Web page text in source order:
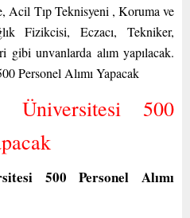
Acil Tıp Teknisyeni , Koruma ve
Fizikcisi, Eczacı, Tekniker,
gibi unvanlarda alım yapılacak.
Personel Alımı Yapacak
Üniversitesi 500
500 Personel Alımı